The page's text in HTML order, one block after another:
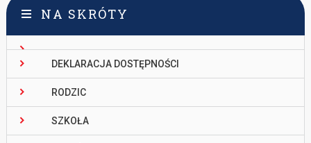
NA SKRÓTY
DEKLARACJA DOSTĘPNOŚCI
RODZIC
SZKOŁA